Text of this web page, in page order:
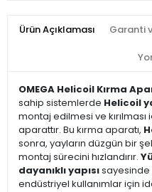
Ürün Açıklaması Garanti
OMEGA Helicoil Kırma
sahip sistemlerde Helicoil
montaj edilmesi ve
aparattır. Bu kırma aparatı,
sonra, yayların düzgün bir
montaj sürecini hızlandırır.
dayanıklı yapısısayesinde
endüstriyel kullanımlar için